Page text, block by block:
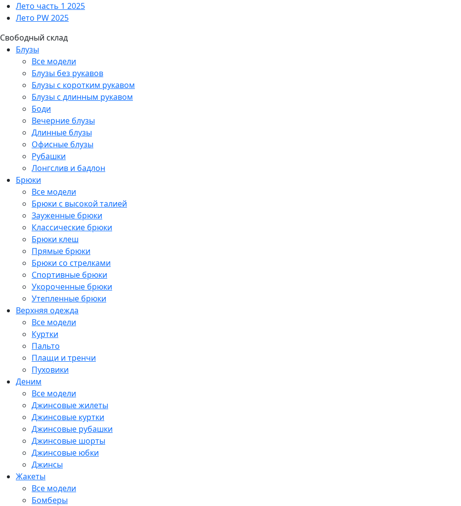
Лето часть 1 2025
Лето PW 2025
Свободный склад
Блузы
Все модели
Блузы без рукавов
Блузы с коротким рукавом
Блузы с длинным рукавом
Боди
Вечерние блузы
Длинные блузы
Офисные блузы
Рубашки
Лонгслив и бадлон
Брюки
Все модели
Брюки с высокой талией
Зауженные брюки
Классические брюки
Брюки клеш
Прямые брюки
Брюки со стрелками
Спортивные брюки
Укороченные брюки
Утепленные брюки
Верхняя одежда
Все модели
Куртки
Пальто
Плащи и тренчи
Пуховики
Деним
Все модели
Джинсовые жилеты
Джинсовые куртки
Джинсовые рубашки
Джинсовые шорты
Джинсовые юбки
Джинсы
Жакеты
Все модели
Бомберы